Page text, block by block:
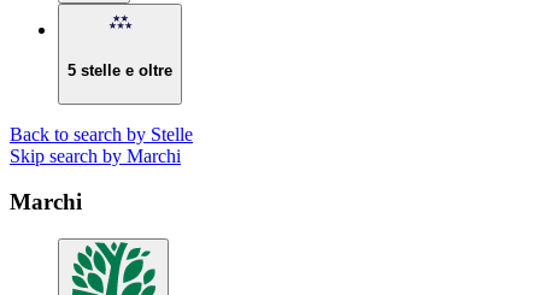
5 stelle e oltre
Back to search by Stelle
Skip search by Marchi
Marchi